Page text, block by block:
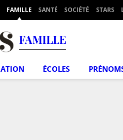
FAMILLE SANTÉ SOCIÉTÉ STARS
FAMILLE
ÉCOLES